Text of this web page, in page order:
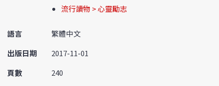
流行讀物 > 心靈勵志
語言
繁體中文
出版日期
2017-11-01
頁數
240